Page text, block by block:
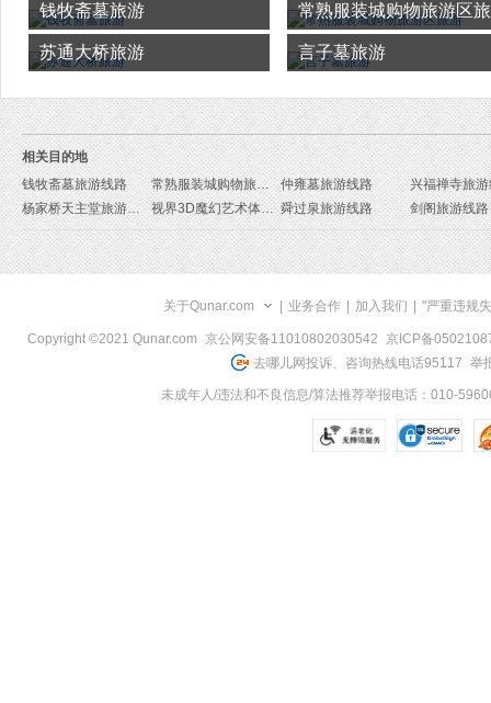
钱牧斋墓旅游 常熟服装城购物旅游区
苏通大桥旅游 言子墓旅游
相关目的地
钱牧斋墓旅游线路
常熟服装城购物旅游区旅游线路 仲雍墓旅游线路
兴福禅寺旅
杨家桥天主堂旅游线路
视界3D魔幻艺术体验馆旅游线路 舜过泉旅游线路 剑阁旅游线路
关于Qunar.com 业务合作 加入我们 "严重违规
Copyright ©2021 Qunar.com 京公网安备11010802030542
京ICP备
去哪儿网投诉、咨询热线电话95117 举
未成年人/违法和不良信息/算法推荐举报电话：010-